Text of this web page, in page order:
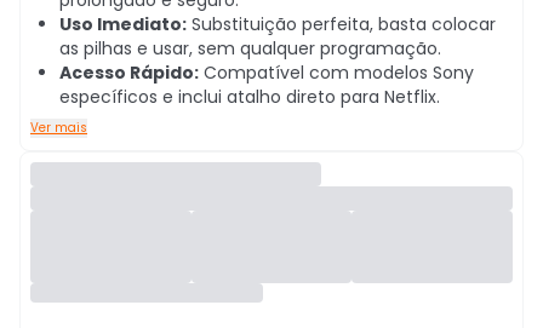
Uso Imediato: Substituição perfeita, basta colocar
as pilhas e usar, sem qualquer programação.
Acesso Rápido: Compatível com modelos Sony
específicos e inclui atalho direto para Netflix.
Ver mais